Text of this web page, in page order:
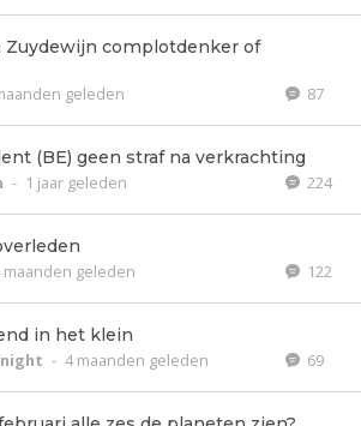
Zuydewijn complotdenker of
geleden 87
(BE) geen straf na verkrachting
- 1 jaar geleden 224
maanden geleden 122
in het klein
- 4 maanden geleden 69